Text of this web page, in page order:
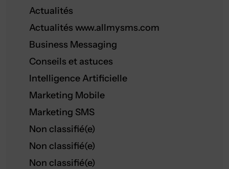
Actualités
Actualités www.allmysms.com
Business Messaging
Conseils et astuces
Intelligence Artificielle
Marketing Mobile
Marketing SMS
Non classifié(e)
Non classifié(e)
Non classifié(e)